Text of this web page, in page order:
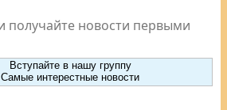
получайте новости первыми
Вступайте в нашу группу
Самые интерестные новости